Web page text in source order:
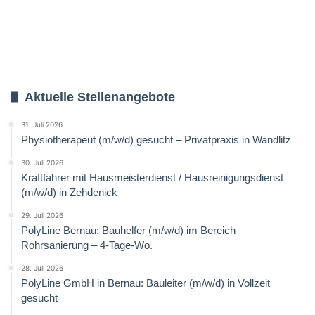
Aktuelle Stellenangebote
31. Juli 2026
Physiotherapeut (m/w/d) gesucht – Privatpraxis in Wandlitz
30. Juli 2026
Kraftfahrer mit Hausmeisterdienst / Hausreinigungsdienst
(m/w/d) in Zehdenick
29. Juli 2026
PolyLine Bernau: Bauhelfer (m/w/d) im Bereich
Rohrsanierung – 4-Tage-Wo.
28. Juli 2026
PolyLine GmbH in Bernau: Bauleiter (m/w/d) in Vollzeit
gesucht